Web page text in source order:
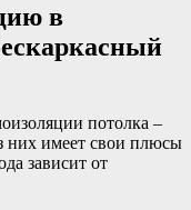
в
потолка –
них имеет свои плюсы
зависит от